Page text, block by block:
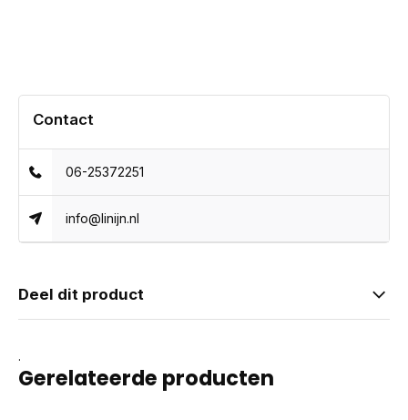
Contact
06-25372251
info@linijn.nl
Deel dit product
.
Gerelateerde producten